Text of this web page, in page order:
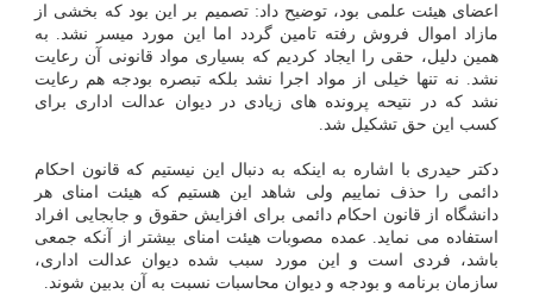
اعضای هیئت علمی بود، توضیح داد: تصمیم بر این بود که بخشی از
مازاد اموال فروش رفته تامین گردد اما این مورد میسر نشد. به
همین دلیل، حقی را ایجاد کردیم که بسیاری مواد قانونی آن رعایت
نشد. نه تنها خیلی از مواد اجرا نشد بلکه تبصره بودجه هم رعایت
نشد که در نتیحه پرونده های زیادی در دیوان عدالت اداری برای
کسب این حق تشکیل شد.
دکتر حیدری با اشاره به اینکه به دنبال این نیستیم که قانون احکام
دائمی را حذف نماییم ولی شاهد این هستیم که هیئت امنای هر
دانشگاه از قانون احکام دائمی برای افزایش حقوق و جابجایی افراد
استفاده می نماید. عمده مصوبات هیئت امنای بیشتر از آنکه جمعی
باشد، فردی است و این مورد سبب شده دیوان عدالت اداری،
سازمان برنامه و بودجه و دیوان محاسبات نسبت به آن بدبین شوند.